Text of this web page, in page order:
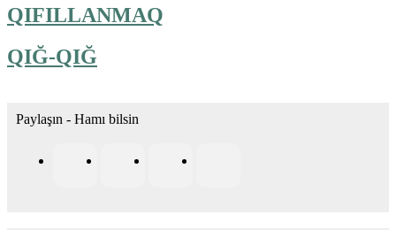
QIFILLANMAQ
QIĞ-QIĞ
Paylaşın - Hamı bilsin